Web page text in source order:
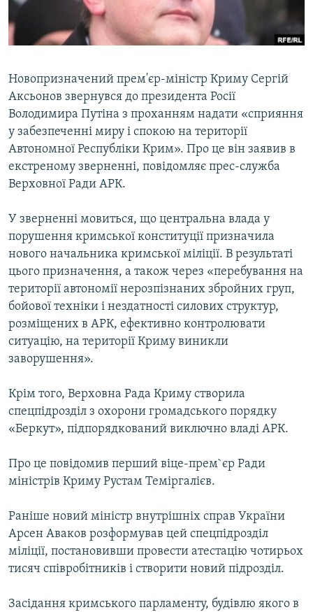
ВІДЕОУРОКИ «ELIFBE»
СВІДЧЕННЯ ОКУПАЦІЇ
ІНФОГРАФІКА
Русский
Qırımtatar
ДОЛУЧАЙСЯ!
Усі сайти RFE/RL
Новопризначений прем'єр-міністр Криму Сергій
Аксьонов звернувся до президента Росії
Володимира Путіна з проханням надати «сприяння
у забезпеченні миру і спокою на території
Автономної Республіки Крим». Про це він заявив в
екстреному зверненні, повідомляє прес-служба
Верховної Ради АРК.
У зверненні мовиться, що центральна влада у
порушення кримської конституції призначила
нового начальника кримської міліції. В результаті
цього призначення, а також через «перебування на
території автономії нерозпізнаних збройних груп,
бойової техніки і нездатності силових структур,
розміщених в АРК, ефективно контролювати
ситуацію, на території Криму виникли
заворушення».
Крім того, Верховна Рада Криму створила
спецпідрозділ з охорони громадського порядку
«Беркут», підпорядкований виключно владі АРК.
Про це повідомив перший віце-прем`єр Ради
міністрів Криму Рустам Теміргалієв.
Раніше новий міністр внутрішніх справ України
Арсен Аваков розформував цей спецпідрозділ
міліції, постановивши провести атестацію чотирьох
тисяч співробітників і створити новий підрозділ.
Засідання кримського парламенту, будівлю якого в